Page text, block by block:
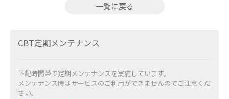
一覧に戻る
CBT定期メンテナンス
下記時間帯で定期メンテナンスを実施しています。
メンテナンス時はサービスのご利用ができませんのでご注意くだ
さい。